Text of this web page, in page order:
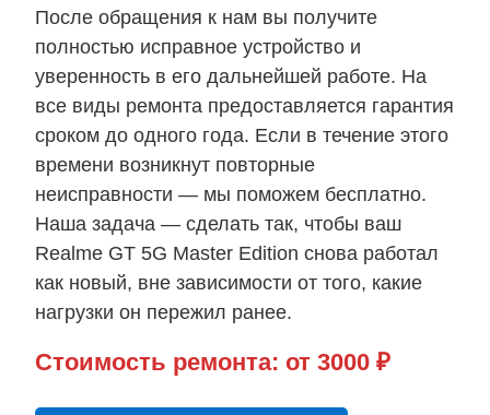
После обращения к нам вы получите
полностью исправное устройство и
уверенность в его дальнейшей работе. На
все виды ремонта предоставляется гарантия
сроком до одного года. Если в течение этого
времени возникнут повторные
неисправности — мы поможем бесплатно.
Наша задача — сделать так, чтобы ваш
Realme GT 5G Master Edition снова работал
как новый, вне зависимости от того, какие
нагрузки он пережил ранее.
Стоимость ремонта: от 3000 ₽